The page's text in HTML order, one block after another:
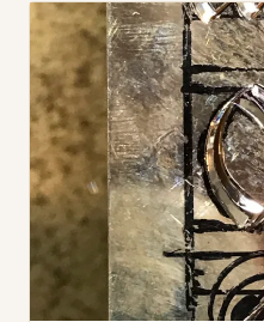
ENGRAVING
BURIN
(ビ
ュ
ラ
ン)
シ
グ
ネ
ッ
ト
リ
ン
グ
彫
金
彫
刻
手